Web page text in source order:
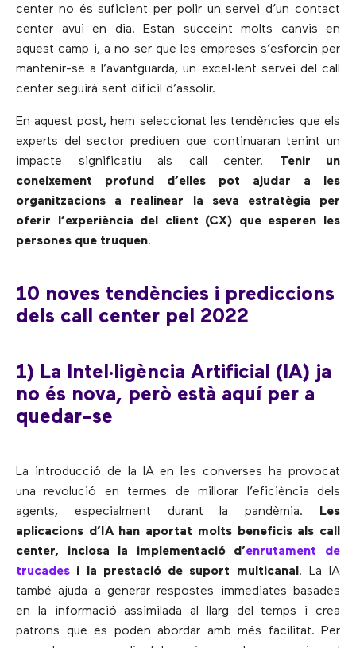
center no és suficient per polir un servei d’un contact
center avui en dia. Estan succeint molts canvis en
aquest camp i, a no ser que les empreses s’esforcin per
mantenir-se a l’avantguarda, un excel·lent servei del call
center seguirà sent difícil d’assolir.
En aquest post, hem seleccionat les tendències que els
experts del sector prediuen que continuaran tenint un
impacte significatiu als call center. Tenir un
coneixement profund d’elles pot ajudar a les
organitzacions a realinear la seva estratègia per
oferir l’experiència del client (CX) que esperen les
persones que truquen.
10 noves tendències i prediccions
dels call center pel 2022
1) La Intel·ligència Artificial (IA) ja
no és nova, però està aquí per a
quedar-se
La introducció de la IA en les converses ha provocat
una revolució en termes de millorar l’eficiència dels
agents, especialment durant la pandèmia.
Les
aplicacions d’IA han aportat molts beneficis als call
center, inclosa la implementació d’enrutament de
trucades i la prestació de suport multicanal . La IA
també ajuda a generar respostes immediates basades
en la informació assimilada al llarg del temps i crea
patrons que es poden abordar amb més facilitat. Per